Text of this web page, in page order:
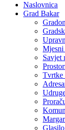
Naslovnica
Grad Bakar
Mjesni
Savjet
Tvrtke